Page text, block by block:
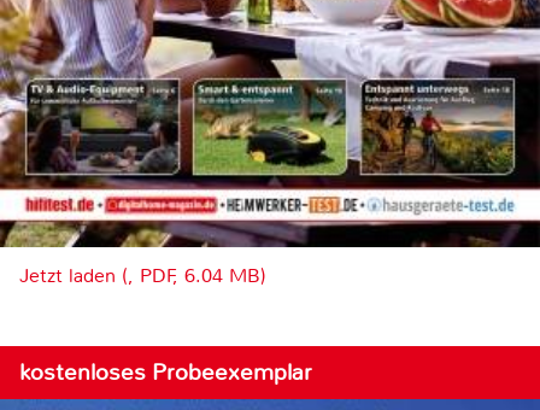
Jetzt laden (, PDF, 6.04 MB)
kostenloses Probeexemplar